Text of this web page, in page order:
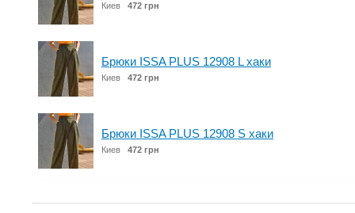
Киев 472 грн
Брюки ISSA PLUS 12908 L хаки
Киев 472 грн
Брюки ISSA PLUS 12908 S хаки
Киев 472 грн